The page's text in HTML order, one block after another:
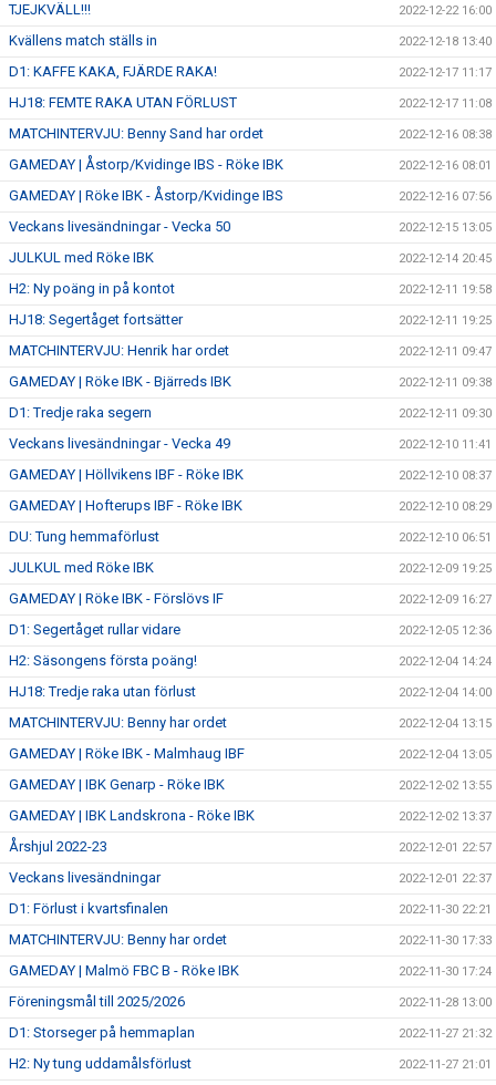
TJEJKVÄLL!!! 2022-12-22 16:00
Kvällens match ställs in 2022-12-18 13:40
D1: KAFFE KAKA, FJÄRDE RAKA! 2022-12-17 11:17
HJ18: FEMTE RAKA UTAN FÖRLUST 2022-12-17 11:08
MATCHINTERVJU: Benny Sand har ordet 2022-12-16 08:38
GAMEDAY | Åstorp/Kvidinge IBS - Röke IBK 2022-12-16 08:01
GAMEDAY | Röke IBK - Åstorp/Kvidinge IBS 2022-12-16 07:56
Veckans livesändningar - Vecka 50 2022-12-15 13:05
JULKUL med Röke IBK 2022-12-14 20:45
H2: Ny poäng in på kontot 2022-12-11 19:58
HJ18: Segertåget fortsätter 2022-12-11 19:25
MATCHINTERVJU: Henrik har ordet 2022-12-11 09:47
GAMEDAY | Röke IBK - Bjärreds IBK 2022-12-11 09:38
D1: Tredje raka segern 2022-12-11 09:30
Veckans livesändningar - Vecka 49 2022-12-10 11:41
GAMEDAY | Höllvikens IBF - Röke IBK 2022-12-10 08:37
GAMEDAY | Hofterups IBF - Röke IBK 2022-12-10 08:29
DU: Tung hemmaförlust 2022-12-10 06:51
JULKUL med Röke IBK 2022-12-09 19:25
GAMEDAY | Röke IBK - Förslövs IF 2022-12-09 16:27
D1: Segertåget rullar vidare 2022-12-05 12:36
H2: Säsongens första poäng! 2022-12-04 14:24
HJ18: Tredje raka utan förlust 2022-12-04 14:00
MATCHINTERVJU: Benny har ordet 2022-12-04 13:15
GAMEDAY | Röke IBK - Malmhaug IBF 2022-12-04 13:05
GAMEDAY | IBK Genarp - Röke IBK 2022-12-02 13:55
GAMEDAY | IBK Landskrona - Röke IBK 2022-12-02 13:37
Årshjul 2022-23 2022-12-01 22:57
Veckans livesändningar 2022-12-01 22:37
D1: Förlust i kvartsfinalen 2022-11-30 22:21
MATCHINTERVJU: Benny har ordet 2022-11-30 17:33
GAMEDAY | Malmö FBC B - Röke IBK 2022-11-30 17:24
Föreningsmål till 2025/2026 2022-11-28 13:00
D1: Storseger på hemmaplan 2022-11-27 21:32
H2: Ny tung uddamålsförlust 2022-11-27 21:01